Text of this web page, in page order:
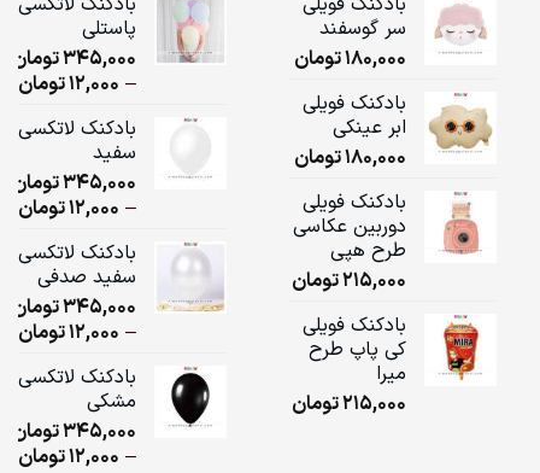
سر گوسفند
180,000تومان
بادکنک فویلی
ابر عینکی
180,000تومان
بادکنک فویلی
دوربین عکاسی
طرح هپی
215,000تومان
بادکنک فویلی
کی پاپ طرح
میرا
215,000تومان
پاستلی
345,000تومان
–
12,000تومان
بادکنک لاتکسی
سفید
345,000تومان
–
12,000تومان
بادکنک لاتکسی
سفید صدفی
345,000تومان
–
12,000تومان
بادکنک لاتکسی
مشکی
345,000تومان
–
12,000تومان